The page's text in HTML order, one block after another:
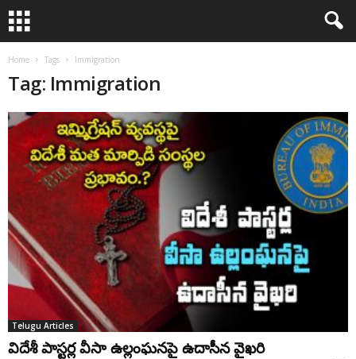
Home Tags Immigration
Tag: Immigration
Telugu Articles
విదేశీ పాస్టర్ల వీసా ఉల్లంఘనపై ఉదాసీన వైఖరి